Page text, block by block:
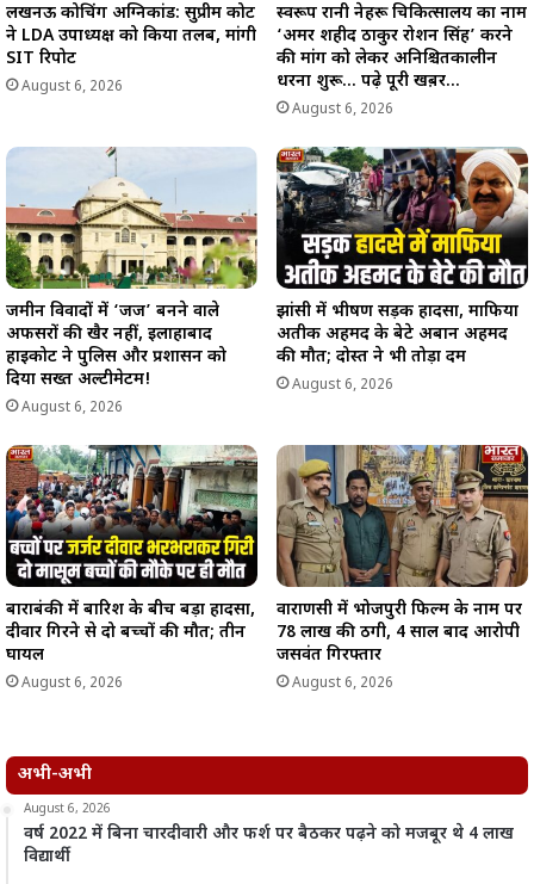
लखनऊ कोचिंग अग्निकांड: सुप्रीम कोर्ट
ने LDA उपाध्यक्ष को किया तलब, मांगी
SIT रिपोर्ट
August 6, 2026
स्वरूप रानी नेहरू चिकित्सालय का नाम
‘अमर शहीद ठाकुर रोशन सिंह’ करने
की मांग को लेकर अनिश्चितकालीन
धरना शुरू… पढ़े पूरी खब़र…
August 6, 2026
जमीन विवादों में ‘जज’ बनने वाले
अफसरों की खैर नहीं, इलाहाबाद
हाईकोर्ट ने पुलिस और प्रशासन को
दिया सख्त अल्टीमेटम!
August 6, 2026
झांसी में भीषण सड़क हादसा, माफिया
अतीक अहमद के बेटे अबान अहमद
की मौत; दोस्त ने भी तोड़ा दम
August 6, 2026
बाराबंकी में बारिश के बीच बड़ा हादसा,
दीवार गिरने से दो बच्चों की मौत; तीन
घायल
August 6, 2026
वाराणसी में भोजपुरी फिल्म के नाम पर
78 लाख की ठगी, 4 साल बाद आरोपी
जसवंत गिरफ्तार
August 6, 2026
अभी-अभी
August 6, 2026
वर्ष 2022 में बिना चारदीवारी और फर्श पर बैठकर पढ़ने को मजबूर थे 4 लाख
विद्यार्थी